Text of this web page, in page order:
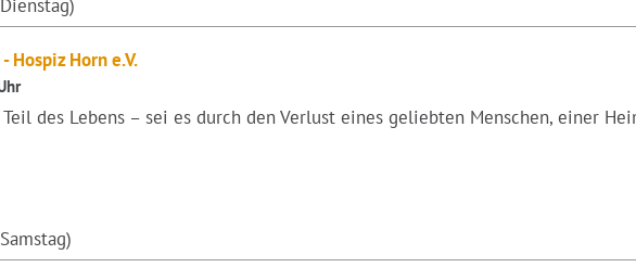
Hospiz Horn e.V.
des Lebens – sei es durch den Verlust eines geliebten Menschen, einer